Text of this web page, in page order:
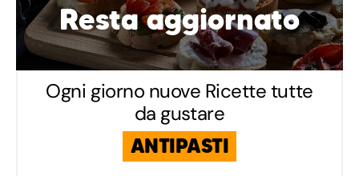
Resta aggiornato
Ogni giorno nuove Ricette tutte
da gustare
ANTIPASTI